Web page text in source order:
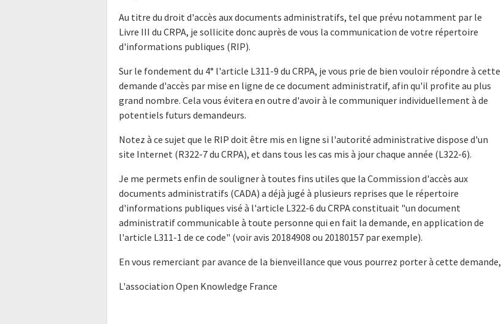
Au titre du droit d'accès aux documents administratifs, tel que prévu notamment par le
Livre III du CRPA, je sollicite donc auprès de vous la communication de votre répertoire
d'informations publiques (RIP).
Sur le fondement du 4° l'article L311-9 du CRPA, je vous prie de bien vouloir répondre à cette
demande d'accès par mise en ligne de ce document administratif, afin qu'il profite au plus
grand nombre. Cela vous évitera en outre d'avoir à le communiquer individuellement à de
potentiels futurs demandeurs.
Notez à ce sujet que le RIP doit être mis en ligne si l'autorité administrative dispose d'un
site Internet (R322-7 du CRPA), et dans tous les cas mis à jour chaque année (L322-6).
Je me permets enfin de souligner à toutes fins utiles que la Commission d'accès aux
documents administratifs (CADA) a déjà jugé à plusieurs reprises que le répertoire
d'informations publiques visé à l'article L322-6 du CRPA constituait "un document
administratif communicable à toute personne qui en fait la demande, en application de
l'article L311-1 de ce code" (voir avis 20184908 ou 20180157 par exemple).
En vous remerciant par avance de la bienveillance que vous pourrez porter à cette demande,
L'association Open Knowledge France